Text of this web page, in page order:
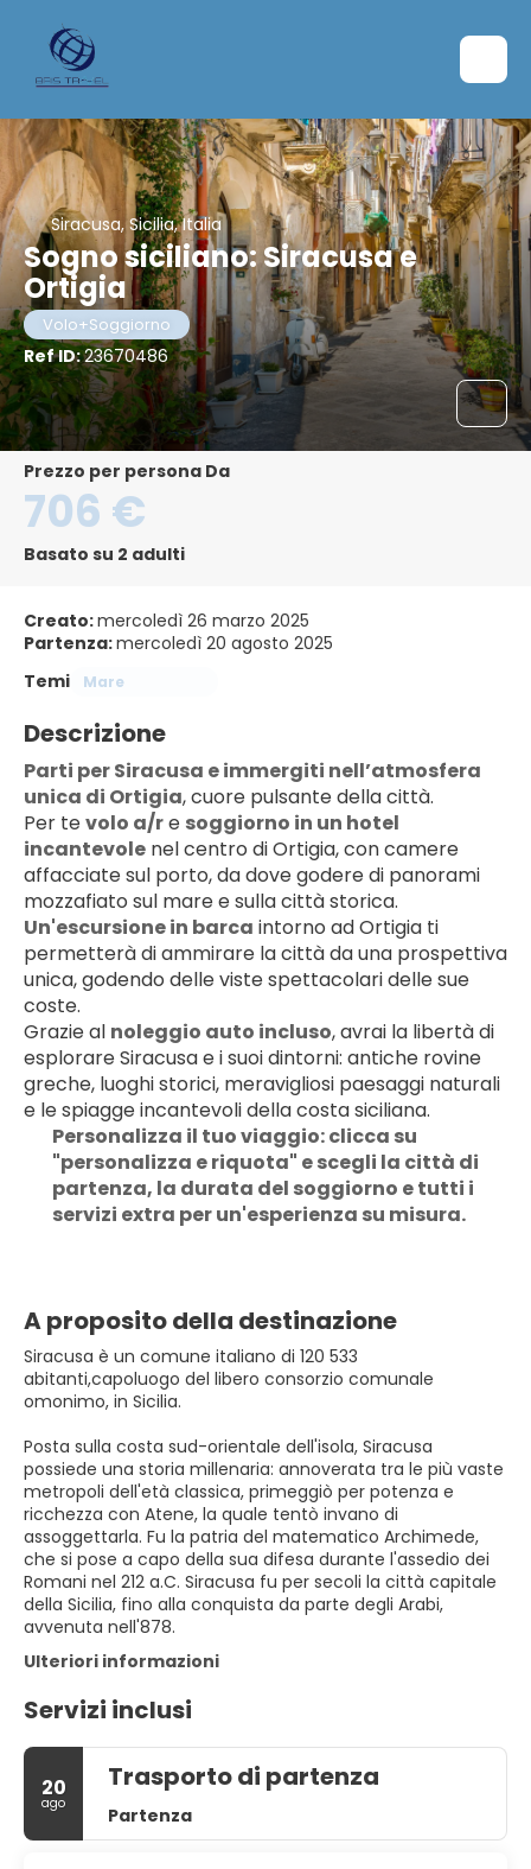
Siracusa, Sicilia, Italia
Sogno siciliano: Siracusa e
Ortigia
Volo+Soggiorno
Ref ID:23670486
Prezzo per persona Da
706 €
Basato su 2 adulti
Creato:mercoledì 26 marzo 2025
Partenza:mercoledì 20 agosto 2025
Temi
Mare
Descrizione
Parti per Siracusa e immergiti nell’atmosfera
unica di Ortigia, cuore pulsante della città.
Per te volo a/r e soggiorno in un hotel
incantevole nel centro di Ortigia, con camere
affacciate sul porto, da dove godere di panorami
Un'escursione in barca intorno ad Ortigia ti
permetterà di ammirare la città da una prospettiva
unica, godendo delle viste spettacolari delle sue
coste.
Grazie al noleggio auto incluso, avrai la libertà di
esplorare Siracusa e i suoi dintorni: antiche rovine
greche, luoghi storici, meravigliosi paesaggi naturali
e le spiagge incantevoli della costa siciliana.
Personalizza il tuo viaggio: clicca su
"personalizza e riquota" e scegli la città di
partenza, la durata del soggiorno e tutti i
servizi extra per un'esperienza su misura.
A proposito della destinazione
Siracusa è un comune italiano di 120 533
abitanti,capoluogo del libero consorzio comunale
omonimo, in Sicilia.
Posta sulla costa sud-orientale dell'isola, Siracusa
possiede una storia millenaria: annoverata tra le più vaste
metropoli dell'età classica, primeggiò per potenza e
ricchezza con Atene, la quale tentò invano di
assoggettarla. Fu la patria del matematico Archimede,
che si pose a capo della sua difesa durante l'assedio dei
Romani nel 212 a.C. Siracusa fu per secoli la città capitale
della Sicilia, fino alla conquista da parte degli Arabi,
avvenuta nell'878.
Ulteriori informazioni
Servizi inclusi
20
ago
Trasporto di partenza
Partenza